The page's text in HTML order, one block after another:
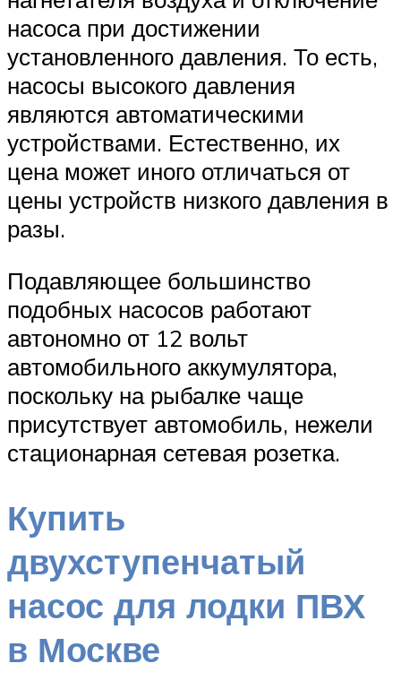
насоса при достижении
установленного давления. То есть,
насосы высокого давления
являются автоматическими
устройствами. Естественно, их
цена может иного отличаться от
цены устройств низкого давления в
разы.
Подавляющее большинство
подобных насосов работают
автономно от 12 вольт
автомобильного аккумулятора,
поскольку на рыбалке чаще
присутствует автомобиль, нежели
стационарная сетевая розетка.
Купить
двухступенчатый
насос для лодки ПВХ
в Москве